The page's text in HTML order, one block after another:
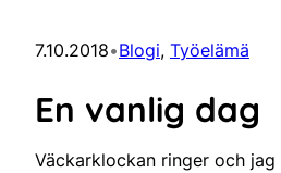
7.10.2018•Blogi, Työelämä
En vanlig dag
Väckarklockan ringer och